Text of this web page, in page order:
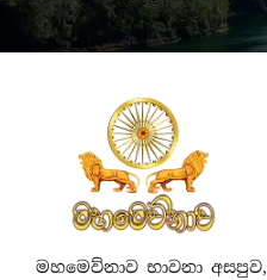
මහමෙව්නාව භාවනා අසපුව,